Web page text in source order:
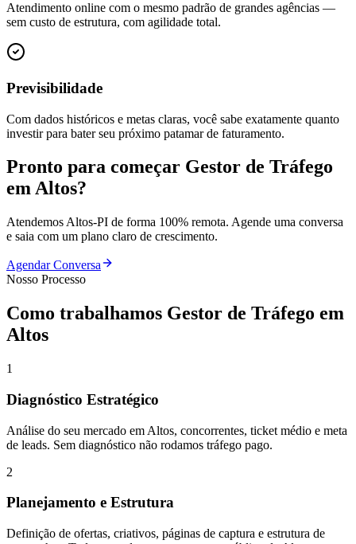
Atendimento online com o mesmo padrão de grandes agências —
sem custo de estrutura, com agilidade total.
Previsibilidade
Com dados históricos e metas claras, você sabe exatamente quanto
investir para bater seu próximo patamar de faturamento.
Pronto para começar Gestor de Tráfego
emAltos?
Atendemos Altos-PI de forma 100% remota. Agende uma conversa
e saia com um plano claro de crescimento.
Agendar Conversa
Nosso Processo
Como trabalhamos Gestor de Tráfego em
Altos
1
Diagnóstico Estratégico
Análise do seu mercado em Altos, concorrentes, ticket médio e meta
de leads. Sem diagnóstico não rodamos tráfego pago.
2
Planejamento e Estrutura
Definição de ofertas, criativos, páginas de captura e estrutura de